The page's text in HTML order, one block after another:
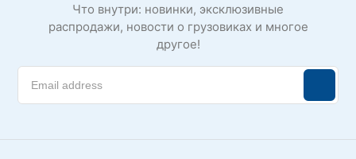
Что внутри: новинки, эксклюзивные
распродажи, новости о грузовиках и многое
другое!